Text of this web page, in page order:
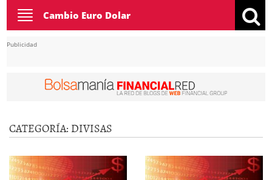
Toggle
navigation
Cambio Euro Dolar
Publicidad
CATEGORÍA: DIVISAS